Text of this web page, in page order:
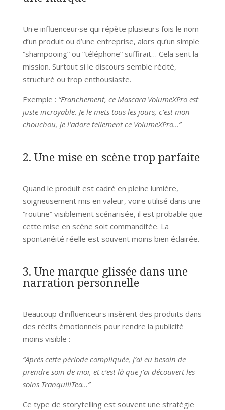
Un·e influenceur·se qui répète plusieurs fois le nom
d’un produit ou d’une entreprise, alors qu’un simple
“shampooing” ou “téléphone” suffirait… Cela sent la
mission. Surtout si le discours semble récité,
structuré ou trop enthousiaste.
Exemple : “Franchement, ce Mascara VolumeXPro est
juste incroyable. Je le mets tous les jours, c’est mon
chouchou, je l’adore tellement ce VolumeXPro…”
2. Une mise en scène trop parfaite
Quand le produit est cadré en pleine lumière,
soigneusement mis en valeur, voire utilisé dans une
“routine” visiblement scénarisée, il est probable que
cette mise en scène soit commanditée. La
spontanéité réelle est souvent moins bien éclairée.
3. Une marque glissée dans une
narration personnelle
Beaucoup d’influenceurs insèrent des produits dans
des récits émotionnels pour rendre la publicité
moins visible :
“Après cette période compliquée, j’ai eu besoin de
prendre soin de moi, et c’est là que j’ai découvert les
soins TranquiliTea…”
Ce type de storytelling est souvent une stratégie